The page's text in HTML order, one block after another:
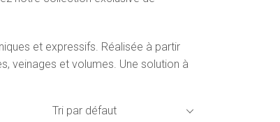
et expressifs. Réalisée à partir
veinages et volumes. Une solution à
Tri par défaut